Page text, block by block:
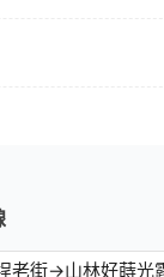
老街→山林好蒔光